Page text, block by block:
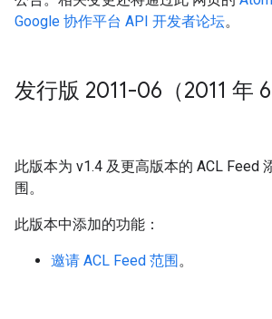
Google 协作平台 API 开发者论坛。
发行版 2011-06（2011 年 6
此版本为 v1.4 及更高版本的 ACL Feed
围。
此版本中添加的功能：
邀请 ACL Feed 范围。